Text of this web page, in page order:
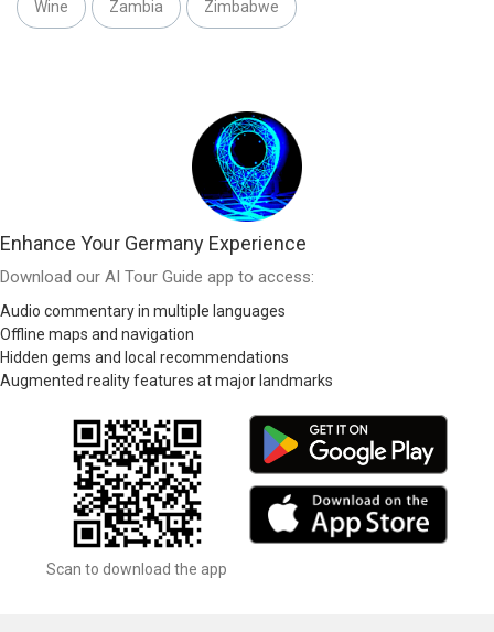
Wine Zambia Zimbabwe
Enhance Your Germany Experience
Download our AI Tour Guide app to access:
Audio commentary in multiple languages
Offline maps and navigation
Hidden gems and local recommendations
Augmented reality features at major landmarks
Scan to download the app